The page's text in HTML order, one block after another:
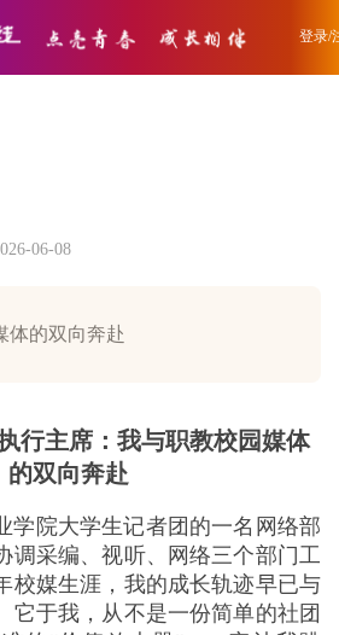
登录/
06-08
体的双向奔赴
行主席：我与职教校园媒体
的双向奔赴
学院大学生记者团的一名网络部
调采编、视听、网络三个部门工
校媒生涯，我的成长轨迹早已与
它于我，从不是一份简单的社团